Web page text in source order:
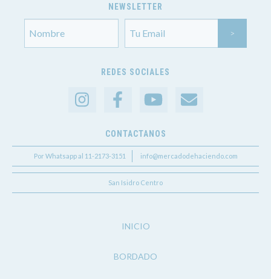
NEWSLETTER
REDES SOCIALES
CONTACTANOS
Por Whatsapp al 11-2173-3151 info@mercadodehaciendo.com
San Isidro Centro
INICIO
BORDADO